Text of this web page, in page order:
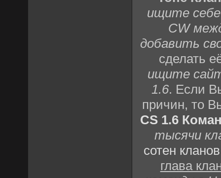
ищите себе
CW
добавить
сделать
ищите
1.6. Если
причин, то
CS 1.6
тысячи
сотен
глава